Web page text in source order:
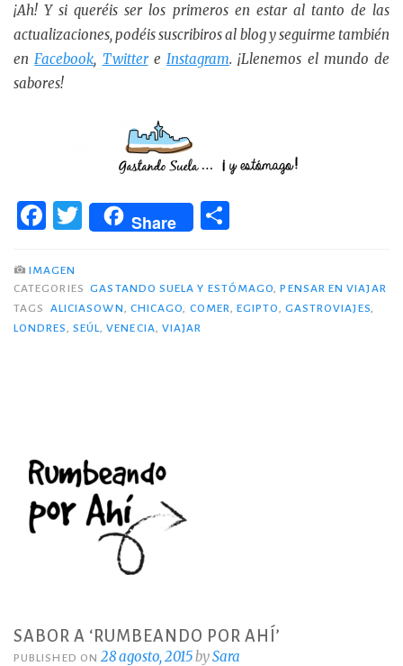
¡Ah! Y si queréis ser los primeros en estar al tanto de las
actualizaciones, podéis suscribiros al blog y seguirme también
en Facebook, Twittere Instagram. ¡Llenemos el mundo de
sabores!
F
c
e
b
T
w
te
r
Share
m
p
IMAGEN
CATEGORIES GASTANDO SUELA Y ESTÓMAGO ,PENSAR EN VIAJAR
TAGS
ALICIASOWN CHICAGO COMER ,EGIPTO GASTROVIAJES
LONDRES
SEÚL ,VENECIA VIAJAR
SABOR A ‘RUMBEANDO POR AHÍ’
PUBLISHED ON28 agosto, 2015bySara